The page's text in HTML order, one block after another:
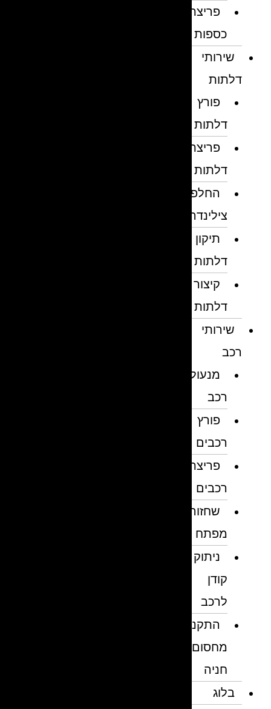
פריצת
כספות
שירותי
דלתות
פורץ
דלתות
פריצת
דלתות
החלפת
צילינדרים
תיקון
דלתות
קיצור
דלתות
שירותי
מנעולן
פורץ
רכבים
פריצת
רכבים
שחזור
מפתח
ניתוק
לרכב
התקנת
מחסום
חניה
בלוג